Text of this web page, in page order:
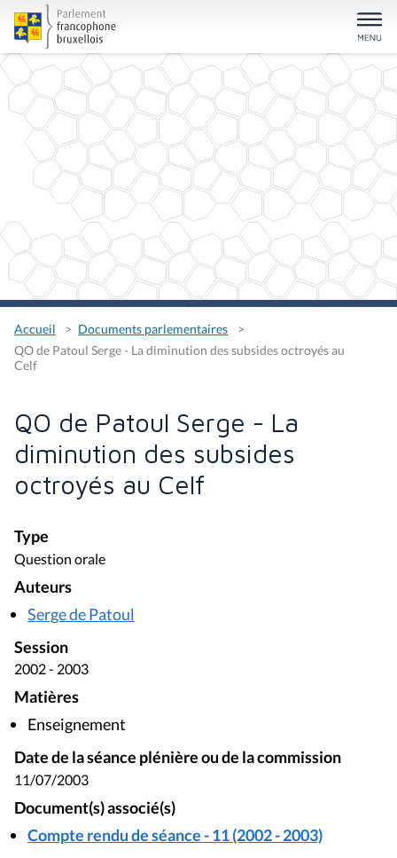
Accueil
Documents parlementaires
QO de Patoul Serge - La diminution des subsides octroyés au
Celf
QO de Patoul Serge - La
diminution des subsides
octroyés au Celf
Type
Question orale
Auteurs
Serge de Patoul
Session
2002 - 2003
Matières
Enseignement
Date de la séance plénière ou de la commission
11/07/2003
Document(s) associé(s)
Compte rendu de séance - 11 (2002 - 2003)